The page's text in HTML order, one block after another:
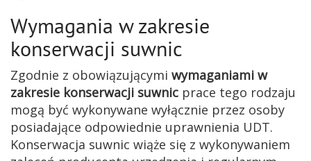
Wymagania w zakresie
konserwacji suwnic
Zgodnie z obowiązującymi wymaganiami w
zakresie konserwacji suwnic prace tego rodzaju
mogą być wykonywane wyłącznie przez osoby
posiadające odpowiednie uprawnienia UDT.
Konserwacja suwnic wiąże się z wykonywaniem